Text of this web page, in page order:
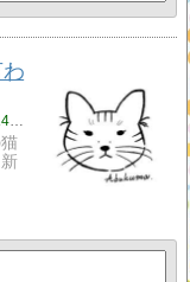
https://tabbycat.hatenablog.jp/entry/2020/06/02/201451